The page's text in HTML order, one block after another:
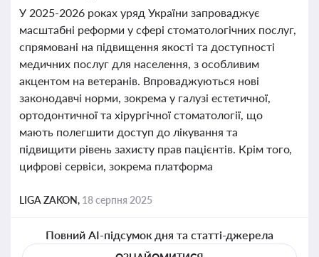
У 2025-2026 роках уряд України запроваджує
масштабні реформи у сфері стоматологічних послуг,
спрямовані на підвищення якості та доступності
медичних послуг для населення, з особливим
акцентом на ветеранів. Впроваджуються нові
законодавчі норми, зокрема у галузі естетичної,
ортодонтичної та хірургічної стоматології, що
мають полегшити доступ до лікування та
підвищити рівень захисту прав пацієнтів. Крім того,
цифрові сервіси, зокрема платформа
LIGA ZAKON, 18 серпня 2025
Повний AI-підсумок дня та статті-джерела